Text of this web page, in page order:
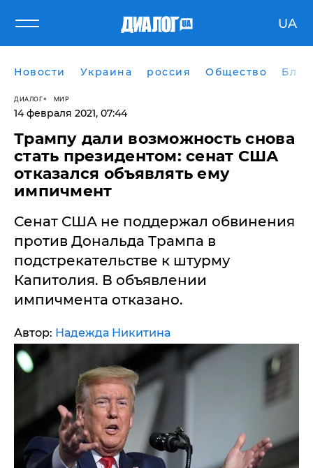
UA
Новости Украина россия Общество
ДИАЛОГ МИР
14 февраля 2021, 07:44
Трампу дали возможность снова
стать президентом: сенат США
отказался объявлять ему
импичмент
Сенат США не поддержал обвинения
против Дональда Трампа в
подстрекательстве к штурму
Капитолия. В объявлении
импичмента отказано.
Автор: Надежда Никитина